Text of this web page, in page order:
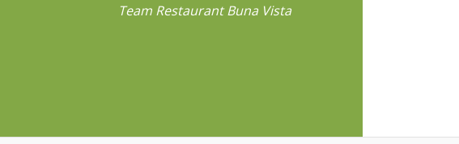
Team Restaurant Buna Vista